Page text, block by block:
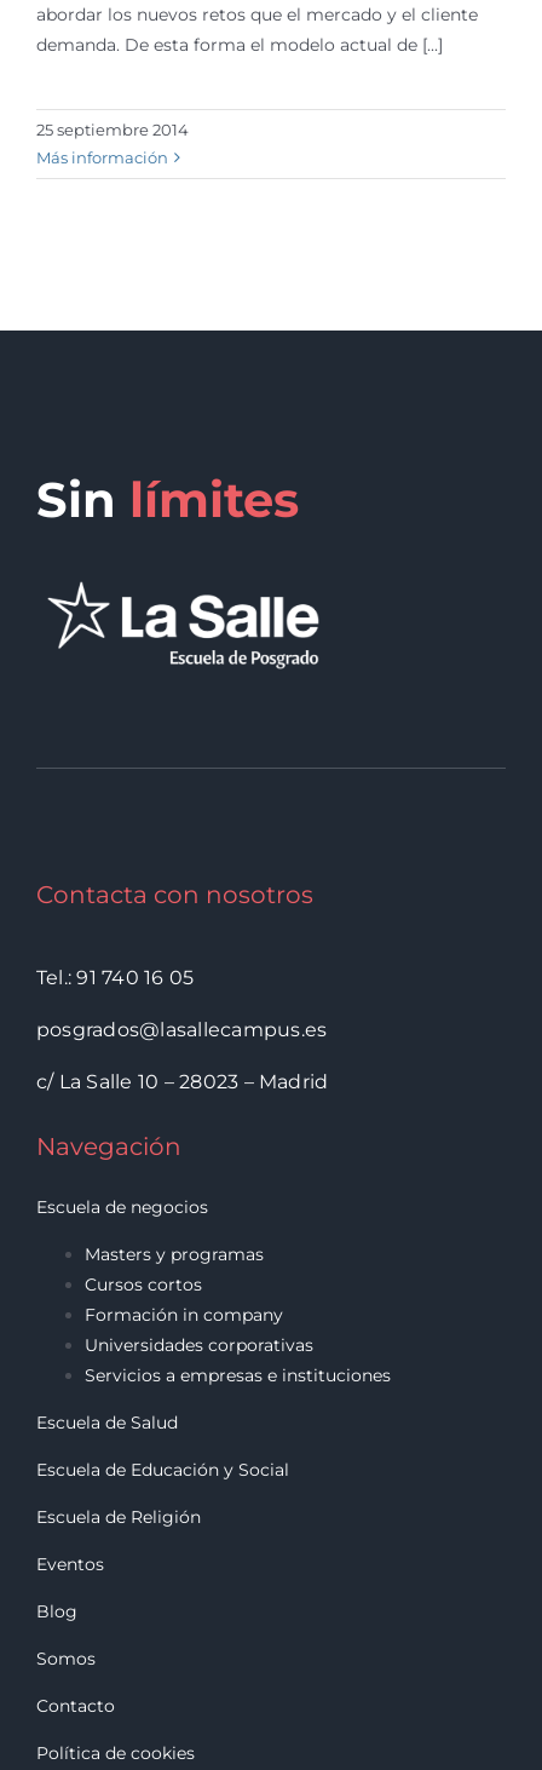
abordar los nuevos retos que el mercado y el cliente
demanda. De esta forma el modelo actual de [...]
25 septiembre 2014
Más información
Sin límites
Contacta con nosotros
Tel.: 91 740 16 05
posgrados@lasallecampus.es
c/ La Salle 10 – 28023 – Madrid
Navegación
Escuela de negocios
Masters y programas
Cursos cortos
Formación in company
Universidades corporativas
Servicios a empresas e instituciones
Escuela de Salud
Escuela de Educación y Social
Escuela de Religión
Eventos
Blog
Somos
Contacto
Política de cookies